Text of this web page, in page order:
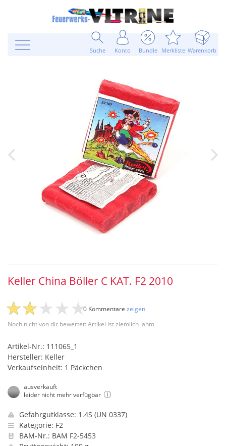
Suche Konto Bundle Merkliste Warenkorb
Keller China Böller C KAT. F2 2010
Noch nicht von dir bewertet: Artikel ist ziemlich lahm
0 Kommentare zeigen
Artikel-Nr.: 111065_1
Hersteller: Keller
Verkaufseinheit: 1 Päckchen
ausverkauft
leider nicht mehr verfügbar
Gefahrgutklasse: 1.4S (UN 0337)
Kategorie: F2
BAM-Nr.: BAM F2-5453